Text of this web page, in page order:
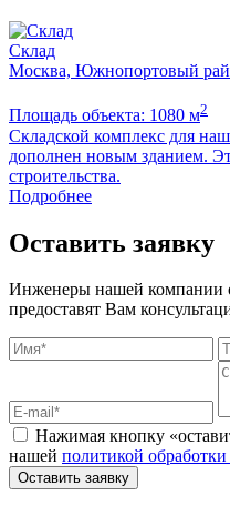
Склад
Москва, Южнопортовый
Площадь объекта: 1080 м2
Складской комплекс для
дополнен новым зданием.
строительства.
Подробнее
Оставить заявку
Инженеры нашей компании
предоставят Вам
Нажимая кнопку
нашей политикой
Оставить заявку